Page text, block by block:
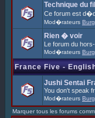
Technique du
Ce forum est
Mod�rateurs
Rien � voir
Le forum du hors-
Mod�rateurs
France Five -
Jushi Sentai
You don't speak
Mod�rateurs
Marquer tous les forums